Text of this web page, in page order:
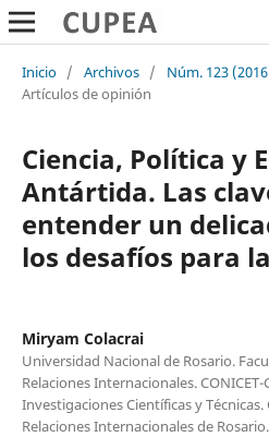
Inicio / Archivos / Núm. 123
Artículos de opinión
Ciencia, Política y
Antártida. Las
entender un
los desafíos para
Miryam Colacrai
Universidad Nacional de Rosario.
Relaciones Internacionales.
Investigaciones Científicas y Técnicas.
Relaciones Internacionales de